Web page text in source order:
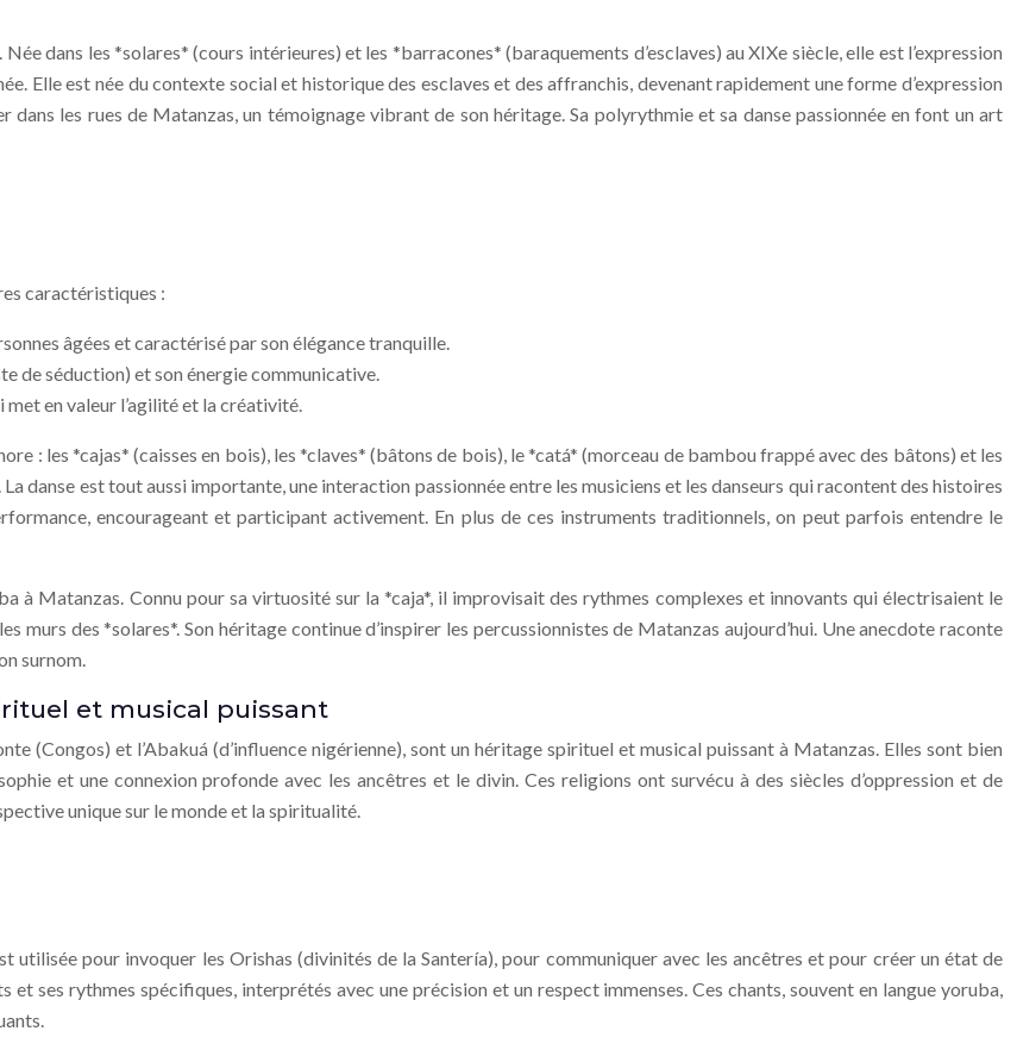
dans les *solares* (cours intérieures) et les *barracones* (baraquements d’esclaves) au XIXe siècle, elle est l’expression
Elle est née du contexte social et historique des esclaves et des affranchis, devenant rapidement une forme d’expression
dans les rues de Matanzas, un témoignage vibrant de son héritage. Sa polyrythmie et sa danse passionnée en font un art
caractéristiques :
âgées et caractérisé par son élégance tranquille.
de séduction) et son énergie communicative.
en valeur l’agilité et la créativité.
: les *cajas* (caisses en bois), les *claves* (bâtons de bois), le *catá* (morceau de bambou frappé avec des bâtons) et les
danse est tout aussi importante, une interaction passionnée entre les musiciens et les danseurs qui racontent des histoires
encourageant et participant activement. En plus de ces instruments traditionnels, on peut parfois entendre le
à Matanzas. Connu pour sa virtuosité sur la *caja*, il improvisait des rythmes complexes et innovants qui électrisaient le
murs des *solares*. Son héritage continue d’inspirer les percussionnistes de Matanzas aujourd’hui. Une anecdote raconte
surnom.
et musical puissant
(Congos) et l’Abakuá (d’influence nigérienne), sont un héritage spirituel et musical puissant à Matanzas. Elles sont bien
et une connexion profonde avec les ancêtres et le divin. Ces religions ont survécu à des siècles d’oppression et de
unique sur le monde et la spiritualité.
utilisée pour invoquer les Orishas (divinités de la Santería), pour communiquer avec les ancêtres et pour créer un état de
ses rythmes spécifiques, interprétés avec une précision et un respect immenses. Ces chants, souvent en langue yoruba,